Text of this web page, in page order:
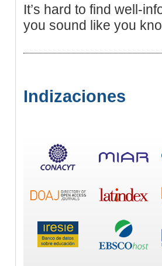
It’s hard to find well-
you sound like you
Indizaciones